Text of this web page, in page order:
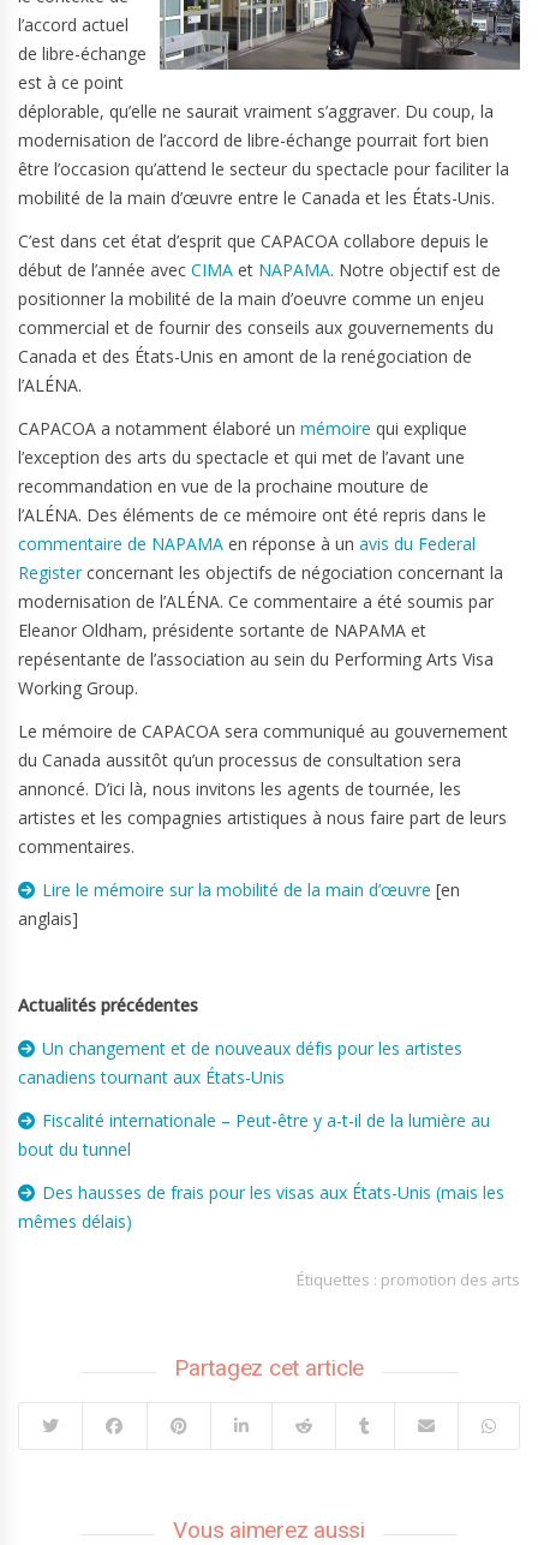
l’accord actuel
de libre-échange
est à ce point
déplorable, qu’elle ne saurait vraiment s’aggraver. Du coup, la
modernisation de l’accord de libre-échange pourrait fort bien
être l’occasion qu’attend le secteur du spectacle pour faciliter la
mobilité de la main d’œuvre entre le Canada et les États-Unis.
C’est dans cet état d’esprit que CAPACOA collabore depuis le
début de l’année avec CIMA et NAPAMA. Notre objectif est de
positionner la mobilité de la main d’oeuvre comme un enjeu
commercial et de fournir des conseils aux gouvernements du
Canada et des États-Unis en amont de la renégociation de
l’ALÉNA.
CAPACOA a notamment élaboré un mémoire qui explique
l’exception des arts du spectacle et qui met de l’avant une
recommandation en vue de la prochaine mouture de
l’ALÉNA. Des éléments de ce mémoire ont été repris dans le
commentaire de NAPAMA en réponse à un avis du Federal
Registerconcernant les objectifs de négociation concernant la
modernisation de l’ALÉNA. Ce commentaire a été soumis par
Eleanor Oldham, présidente sortante de NAPAMA et
repésentante de l’association au sein du Performing Arts Visa
Working Group.
Le mémoire de CAPACOA sera communiqué au gouvernement
du Canada aussitôt qu’un processus de consultation sera
annoncé. D’ici là, nous invitons les agents de tournée, les
artistes et les compagnies artistiques à nous faire part de leurs
commentaires.
Lire le mémoire sur la mobilité de la main d’œuvre [en
anglais]
Actualités précédentes
Un changement et de nouveaux défis pour les artistes
canadiens tournant aux États-Unis
Fiscalité internationale – Peut-être y a-t-il de la lumière au
bout du tunnel
Des hausses de frais pour les visas aux États-Unis (mais les
mêmes délais)
Étiquettes : promotion des arts
Partagez cet article
Vous aimerez aussi